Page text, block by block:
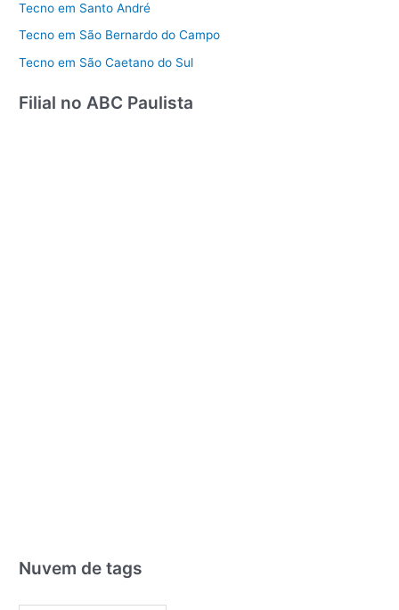
Tecno em Santo André
Tecno em São Bernardo do Campo
Tecno em São Caetano do Sul
Filial no ABC Paulista
Nuvem de tags